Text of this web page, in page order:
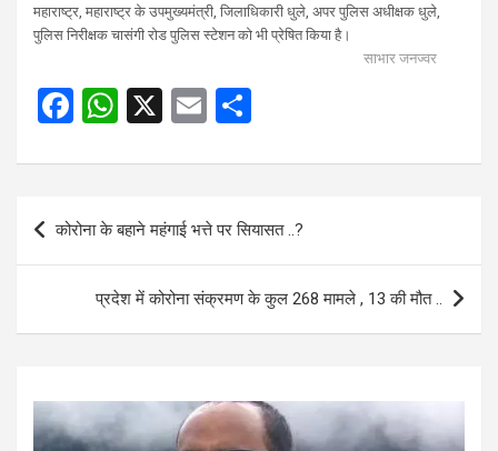
महाराष्ट्र, महाराष्ट्र के उपमुख्यमंत्री, जिलाधिकारी धुले, अपर पुलिस अधीक्षक धुले,
पुलिस निरीक्षक चासंगी रोड पुलिस स्टेशन को भी प्रेषित किया है।
साभार जनज्वर
F
ce
b
o
W
at
A
p
p
X
E
ail ar
Post
navigation
कोरोना के बहाने महंगाई भत्ते पर सियासत ..?
प्रदेश में कोरोना संक्रमण के कुल 268 मामले , 13 की मौत ..